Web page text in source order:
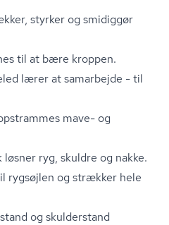
styrker og smidiggør
til at bære kroppen.
lærer at samarbejde - til
mave- og
ryg, skuldre og nakke.
rygsøjlen og strækker hele
og skulderstand